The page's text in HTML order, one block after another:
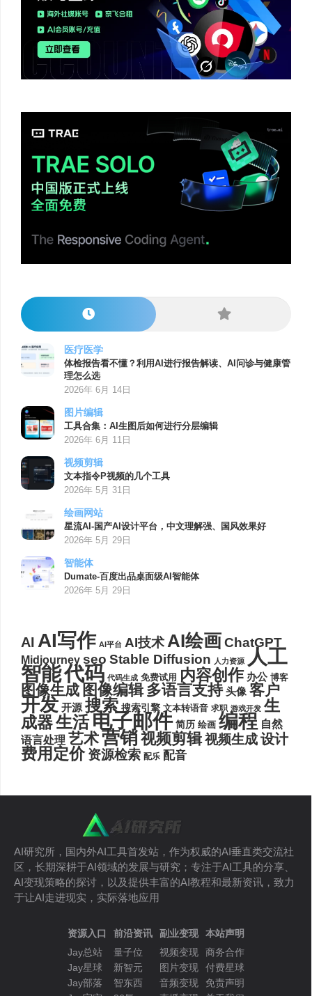
医疗医学
体检报告看不懂？利用AI进行报告解读、AI问诊与健康管
理怎么选
2026年 6月 14日
图片编辑
工具合集：AI生图后如何进行分层编辑
2026年 6月 11日
视频剪辑
文本指令P视频的几个工具
2026年 5月 31日
绘画网站
星流AI-国产AI设计平台，中文理解强、国风效果好
2026年 5月 29日
智能体
Dumate-百度出品桌面级AI智能体
2026年 5月 29日
AI AI写作 AI平台 AI技术AI绘画ChatGPT
Midjourney seo Stable Diffusion 人力资源 人工
智能代码 代码生成 免费试用 内容创作 办公 博客
图像生成 图像编辑 多语言支持 头像 客户
开发 开源 搜索 搜索引擎 文本转语音 求职 游戏开发 生
成器生活电子邮件 简历 绘画 编程 自然
语言处理 艺术营销视频剪辑视频生成设计
费用定价 资源检索 配乐 配音
AI研究所，国内外AI工具首发站，作为权威的AI垂直类交流社
区，长期深耕于AI领域的发展与研究；专注于AI工具的分享、
AI变现策略的探讨，以及提供丰富的AI教程和最新资讯，致力
于让AI走进现实，实际落地应用
资源入口
Jay总站
Jay星球
Jay部落
前沿资讯
量子位
新智元
智东西
副业变现
视频变现
图片变现
音频变现
本站声明
商务合作
付费星球
免责声明